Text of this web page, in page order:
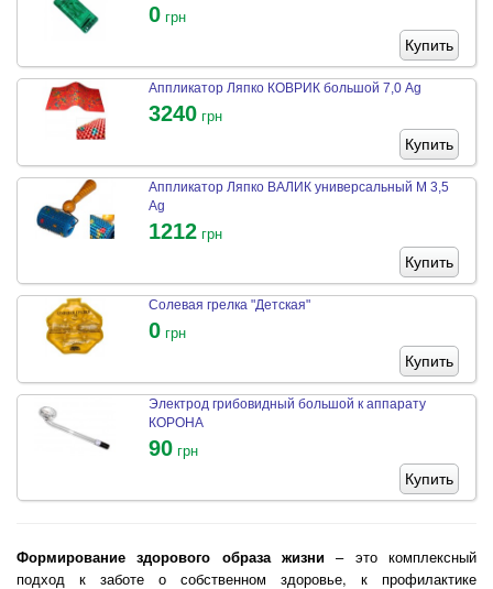
0 грн
Купить
Аппликатор Ляпко КОВРИК большой 7,0 Ag
3240 грн
Купить
Аппликатор Ляпко ВАЛИК универсальный М 3,5
Ag
1212 грн
Купить
Солевая грелка "Детская"
0 грн
Купить
Электрод грибовидный большой к аппарату
КОРОНА
90 грн
Купить
Формирование здорового образа жизни – это комплексный
подход к заботе о собственном здоровье, к профилактике